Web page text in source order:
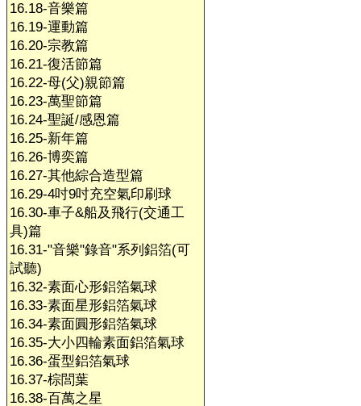
16.18-音樂篇
16.19-運動篇
16.20-宗教篇
16.21-復活節篇
16.22-母(父)親節篇
16.23-萬聖節篇
16.24-聖誕/感恩篇
16.25-新年篇
16.26-博奕篇
16.27-其他綜合造型篇
16.29-4吋9吋充空氣印刷球
16.30-車子&船及飛行(交通工
具)篇
16.31-"音樂"錄音"系列鋁箔(可
試聽)
16.32-素面心形鋁箔氣球
16.33-素面星形鋁箔氣球
16.34-素面圓形鋁箔氣球
16.35-大小四輪素面鋁箔氣球
16.36-蛋型鋁箔氣球
16.37-棕閭葉
16.38-百萬之星